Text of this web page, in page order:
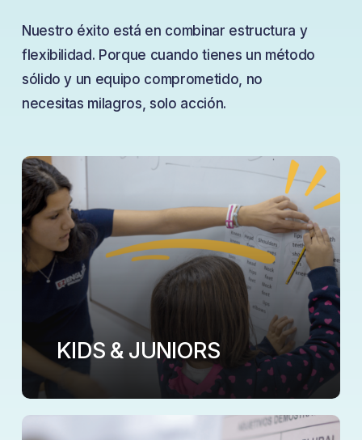
Nuestro éxito está en combinar estructura y
flexibilidad. Porque cuando tienes un método
sólido y un equipo comprometido, no
necesitas milagros, solo acción.
KIDS & JUNIORS